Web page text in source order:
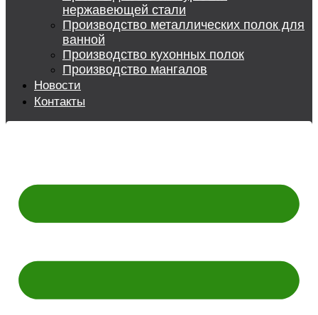
нержавеющей стали
Производство металлических полок для
ванной
Производство кухонных полок
Производство мангалов
Новости
Контакты